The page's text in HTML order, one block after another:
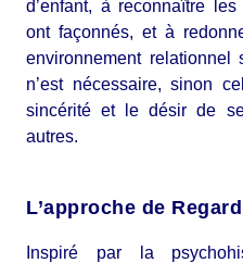
d’enfant, à reconnaître
ont façonnés, et à
environnement relationnel
n’est nécessaire, sinon
sincérité et le désir de
autres.
L’approche de
Inspiré par la